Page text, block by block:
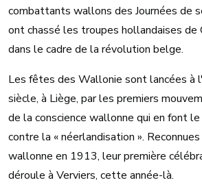
combattants wallons des Journées de
ont chassé les troupes hollandaises de
dans le cadre de la révolution belge.
Les fêtes des Wallonie sont lancées à
siècle, à Liège, par les premiers
de la conscience wallonne qui en font
contre la « néerlandisation ».
wallonne en 1913, leur première
déroule à Verviers, cette année-là.